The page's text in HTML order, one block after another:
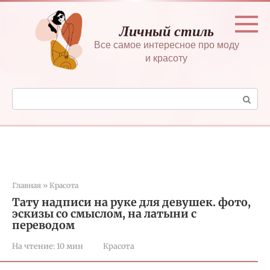
Перейти
контенту
Личный стиль
Все самое интересное про моду
и красоту
Поиск:
Главная » Красота
Тату надписи на руке для девушек. фото,
эскизы со смыслом, на латыни с
переводом
На чтение: 10 мин Красота